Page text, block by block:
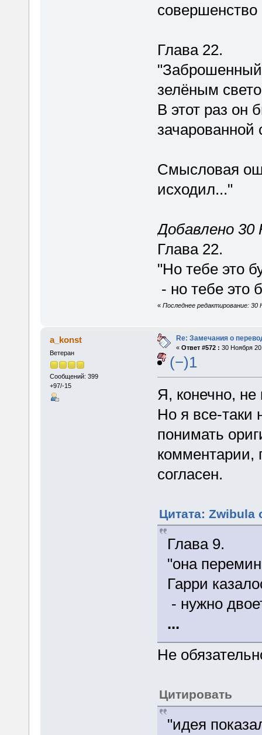
Глава 22.
зелёным
В этот раз он
Смысловая
исходил..."
Добавлено 30
Глава 22.
"Но тебе это
- но тебе это
« Последнее редактирование: 30
a_konst
Ветеран
Сообщений: 399
+97/-15
Re: Замечания о
« Ответ #572 : 30 Ноября
(−)1
Я, конечно, не
Но я все-таки
понимать
комментарии,
согласен.
Цитата: Zwibula
Глава 9.
"она
Гарри
- нужно
...
Не
Цитировать
"идея